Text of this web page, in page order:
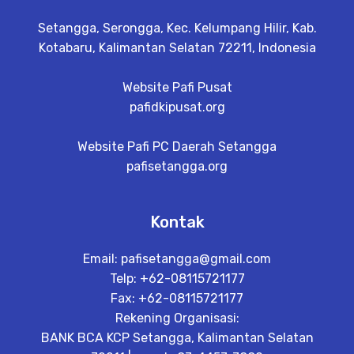
Setangga, Serongga, Kec. Kelumpang Hilir, Kab.
Kotabaru, Kalimantan Selatan 72211, Indonesia
Website Pafi Pusat
pafidkipusat.org
Website Pafi PC Daerah Setangga
pafisetangga.org
Kontak
Email: pafisetangga@gmail.com
Telp: +62-08115721177
Fax: +62-08115721177
Rekening Organisasi:
BANK BCA KCP Setangga, Kalimantan Selatan